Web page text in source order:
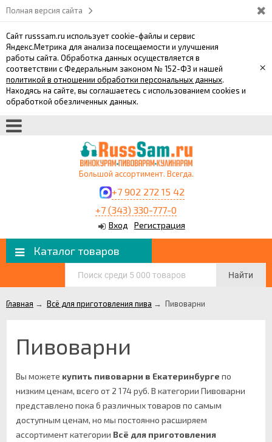
Полная версия сайта
Сайт russsam.ru использует cookie-файлы и сервис
Яндекс.Метрика для анализа посещаемости и улучшения
работы сайта. Обработка данных осуществляется в
соответствии с Федеральным законом № 152-ФЗ и нашей
политикой в отношении обработки персональных данных.
Находясь на сайте, вы соглашаетесь с использованием cookies и
обработкой обезличенных данных.
×
Большой ассортимент. Всегда.
+7 902 272 15 42
+7 (343) 330-777-0
Вход Регистрация
Каталог товаров
Найти
Главная → Всё для приготовления пива → Пивоварни
Пивоварни
Вы можете купить пивоварни в Екатеринбурге по
низким ценам, всего от 2 174 руб. В категории Пивоварни
представлено пока 6 различных товаров по самым
доступным ценам, но мы постоянно расширяем
ассортимент категории Всё для приготовления